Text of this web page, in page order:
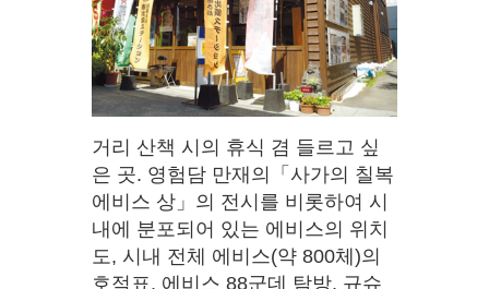
거리 산책 시의 휴식 겸 들르고 싶
은 곳. 영험담 만재의「사가의 칠복
에비스 상」의 전시를 비롯하여 시
내에 분포되어 있는 에비스의 위치
도, 시내 전체 에비스(약 800체)의
호적표, 에비스 88군데 탐방, 규슈